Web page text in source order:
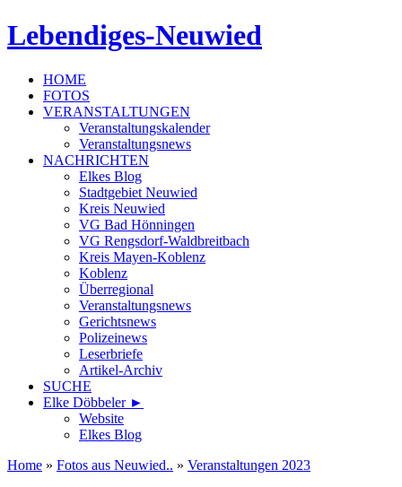
Lebendiges-Neuwied
HOME
FOTOS
VERANSTALTUNGEN
Veranstaltungskalender
Veranstaltungsnews
NACHRICHTEN
Elkes Blog
Stadtgebiet Neuwied
Kreis Neuwied
VG Bad Hönningen
VG Rengsdorf-Waldbreitbach
Kreis Mayen-Koblenz
Koblenz
Überregional
Veranstaltungsnews
Gerichtsnews
Polizeinews
Leserbriefe
Artikel-Archiv
SUCHE
Elke Döbbeler ►
Website
Elkes Blog
Home » Fotos aus Neuwied.. » Veranstaltungen 2023